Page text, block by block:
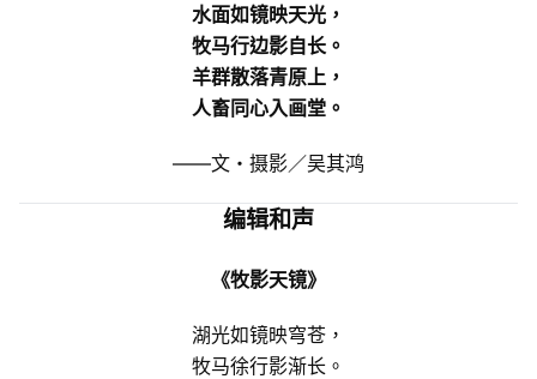
水面如镜映天光，
牧马行边影自长。
羊群散落青原上，
人畜同心入画堂。
——文・摄影／吴其鸿
编辑和声
《牧影天镜》
湖光如镜映穹苍，
牧马徐行影渐长。